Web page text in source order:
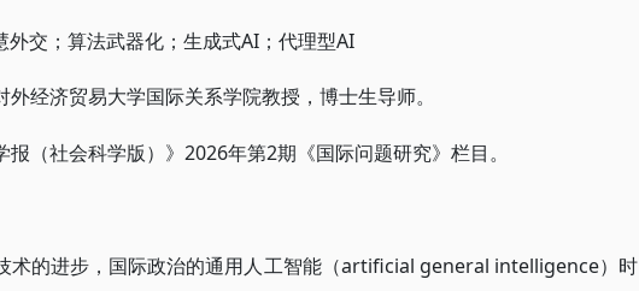
外交；算法武器化；生成式AI；代理型AI
外经济贸易大学国际关系学院教授，博士生导师。
（社会科学版）》 2026年第2期《国际问题研究》栏目。
术的进步，国际政治的通用人工智能（artificial general intelligence）时